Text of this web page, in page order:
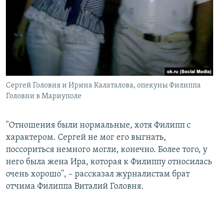
Сергей Головня и Ирина Калаталова, опекуны Филиппа
Головни в Мариуполе
"Отношения были нормальные, хотя Филипп с
характером. Сергей не мог его выгнать,
поссориться немного могли, конечно. Более того, у
него была жена Ира, которая к Филиппу относилась
очень хорошо", – рассказал журналистам брат
отчима Филиппа Виталий Головня.